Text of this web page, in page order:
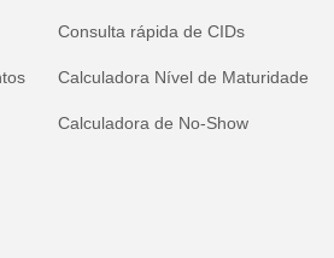
Consulta rápida de CIDs
Calculadora Nível de Maturidade
Calculadora de No-Show